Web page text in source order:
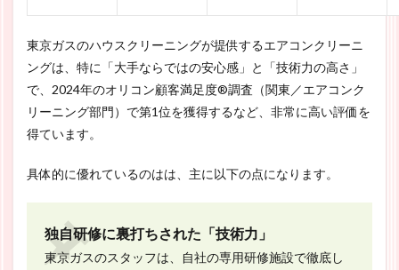
東京ガスのハウスクリーニングが提供するエアコンクリーニ
ングは、特に「大手ならではの安心感」と「技術力の高さ」
で、2024年のオリコン顧客満足度®調査（関東／エアコンク
リーニング部門）で第1位を獲得するなど、非常に高い評価を
得ています。
具体的に優れているのはは、主に以下の点になります。
独自研修に裏打ちされた「技術力」
東京ガスのスタッフは、自社の専用研修施設で徹底し